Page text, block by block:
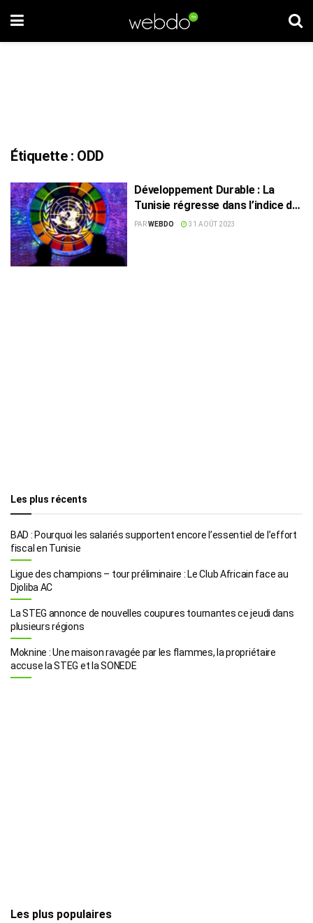
Étiquette : ODD
Développement Durable : La
Tunisie régresse dans l’indice de
réalisation des ODD
PARWEBDO 31 AOÛT 2023
Les plus récents
BAD : Pourquoi les salariés supportent encore l’essentiel de l’effort
fiscal en Tunisie
Ligue des champions – tour préliminaire : Le Club Africain face au
Djoliba AC
La STEG annonce de nouvelles coupures tournantes ce jeudi dans
plusieurs régions
Moknine : Une maison ravagée par les flammes, la propriétaire
accuse la STEG et la SONEDE
Les plus populaires